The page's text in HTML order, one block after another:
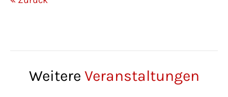
Weitere Veranstaltungen